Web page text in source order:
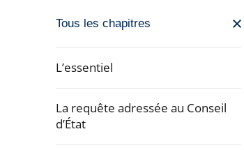
Passer
navigation
l'article
pour
Tous les chapitres
L’essentiel
La requête adressée au Conseil
d’État